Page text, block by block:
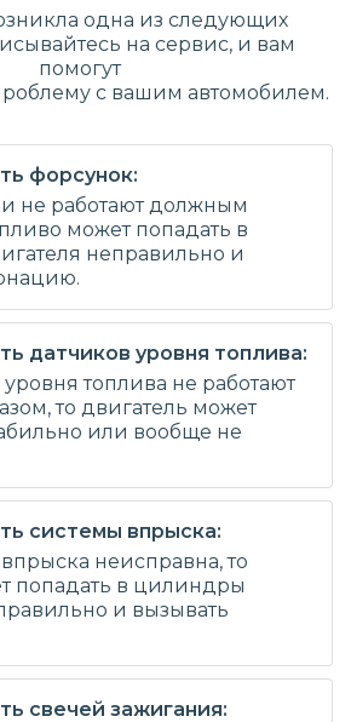
одна из следующих
на сервис, и вам
помогут
с вашим автомобилем.
форсунок:
не работают должным
может попадать в
неправильно и
датчиков уровня топлива:
топлива не работают
то двигатель может
или вообще не
системы впрыска:
неисправна, то
попадать в цилиндры
и вызывать
свечей зажигания: